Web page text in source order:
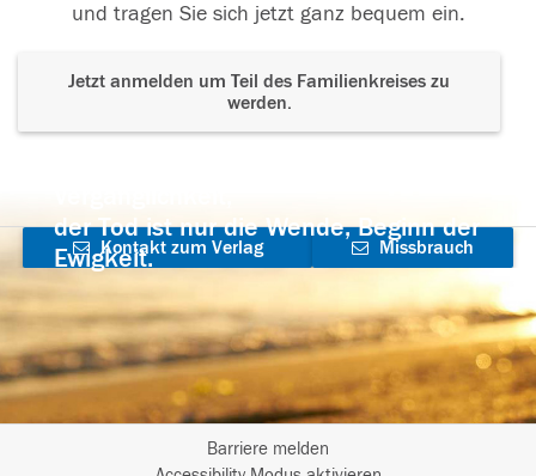
und tragen Sie sich jetzt ganz bequem ein.
Jetzt anmelden um Teil des Familienkreises zu
werden.
der Tod ist nur die Wende, Beginn der
Ewigkeit.
Kontakt zum Verlag
aufnehmen
Missbrauch
Barriere melden